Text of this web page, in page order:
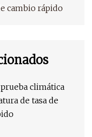
cambio rápido
climática
de tasa de